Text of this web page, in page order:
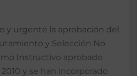
y urgente la aprobación del
y Selección No.
Instructivo aprobado
y se han incorporado